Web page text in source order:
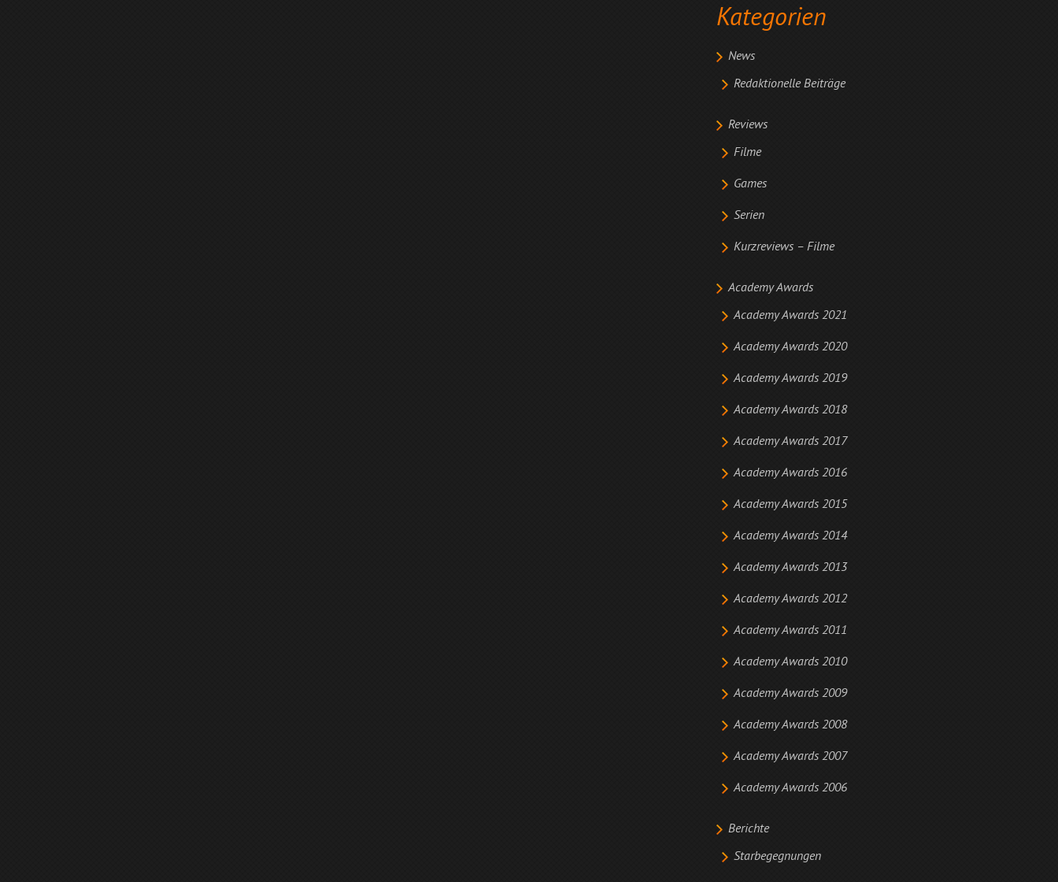
Kategorien
News
Redaktionelle Beiträge
Reviews
Filme
Games
Serien
Kurzreviews – Filme
Academy Awards
Academy Awards 2021
Academy Awards 2020
Academy Awards 2019
Academy Awards 2018
Academy Awards 2017
Academy Awards 2016
Academy Awards 2015
Academy Awards 2014
Academy Awards 2013
Academy Awards 2012
Academy Awards 2011
Academy Awards 2010
Academy Awards 2009
Academy Awards 2008
Academy Awards 2007
Academy Awards 2006
Berichte
Starbegegnungen